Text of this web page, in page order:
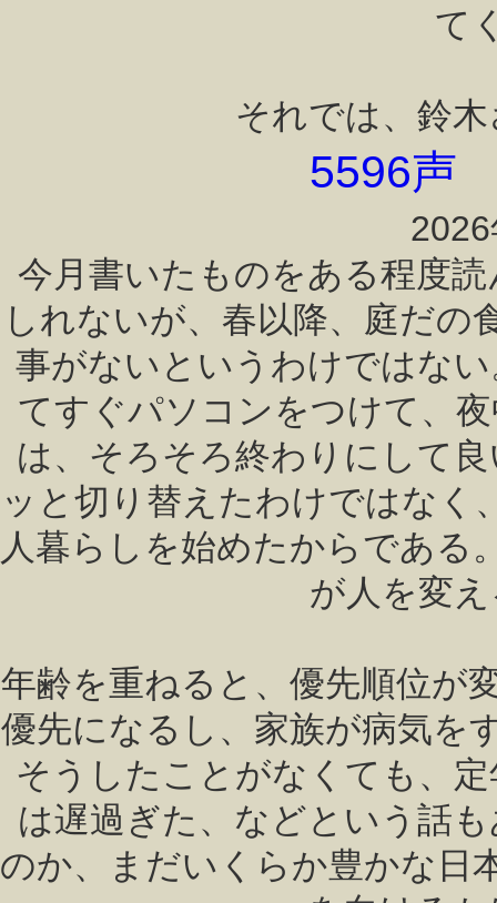
て
それでは、鈴
5596声
今月書いたものをある程度
しれないが、春以降、庭だの
事がないというわけではな
てすぐパソコンをつけて、
は、そろそろ終わりにして
ッと切り替えたわけではなく
人暮らしを始めたからである
が人を変
年齢を重ねると、優先順位が
優先になるし、家族が病気を
そうしたことがなくても、
は遅過ぎた、などという話
のか、まだいくらか豊かな日